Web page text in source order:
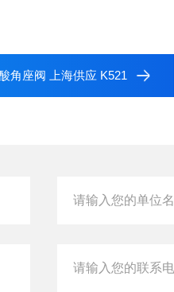
角座阀 上海供应 K521